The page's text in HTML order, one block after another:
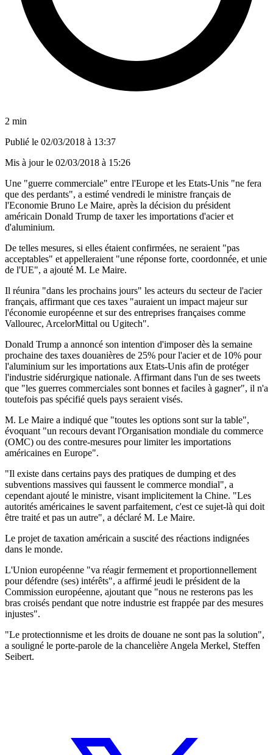
2 min
Publié le 02/03/2018 à 13:37
Mis à jour le 02/03/2018 à 15:26
Une "guerre commerciale" entre l'Europe et les Etats-Unis "ne fera
que des perdants", a estimé vendredi le ministre français de
l'Economie Bruno Le Maire, après la décision du président
américain Donald Trump de taxer les importations d'acier et
d'aluminium.
De telles mesures, si elles étaient confirmées, ne seraient "pas
acceptables" et appelleraient "une réponse forte, coordonnée, et unie
de l'UE", a ajouté M. Le Maire.
Il réunira "dans les prochains jours" les acteurs du secteur de l'acier
français, affirmant que ces taxes "auraient un impact majeur sur
l'économie européenne et sur des entreprises françaises comme
Vallourec, ArcelorMittal ou Ugitech".
Donald Trump a annoncé son intention d'imposer dès la semaine
prochaine des taxes douanières de 25% pour l'acier et de 10% pour
l'aluminium sur les importations aux Etats-Unis afin de protéger
l'industrie sidérurgique nationale. Affirmant dans l'un de ses tweets
que "les guerres commerciales sont bonnes et faciles à gagner", il n'a
toutefois pas spécifié quels pays seraient visés.
M. Le Maire a indiqué que "toutes les options sont sur la table",
évoquant "un recours devant l'Organisation mondiale du commerce
(OMC) ou des contre-mesures pour limiter les importations
américaines en Europe".
"Il existe dans certains pays des pratiques de dumping et des
subventions massives qui faussent le commerce mondial", a
cependant ajouté le ministre, visant implicitement la Chine. "Les
autorités américaines le savent parfaitement, c'est ce sujet-là qui doit
être traité et pas un autre", a déclaré M. Le Maire.
Le projet de taxation américain a suscité des réactions indignées
dans le monde.
L'Union européenne "va réagir fermement et proportionnellement
pour défendre (ses) intérêts", a affirmé jeudi le président de la
Commission européenne, ajoutant que "nous ne resterons pas les
bras croisés pendant que notre industrie est frappée par des mesures
injustes".
"Le protectionnisme et les droits de douane ne sont pas la solution",
a souligné le porte-parole de la chancelière Angela Merkel, Steffen
Seibert.